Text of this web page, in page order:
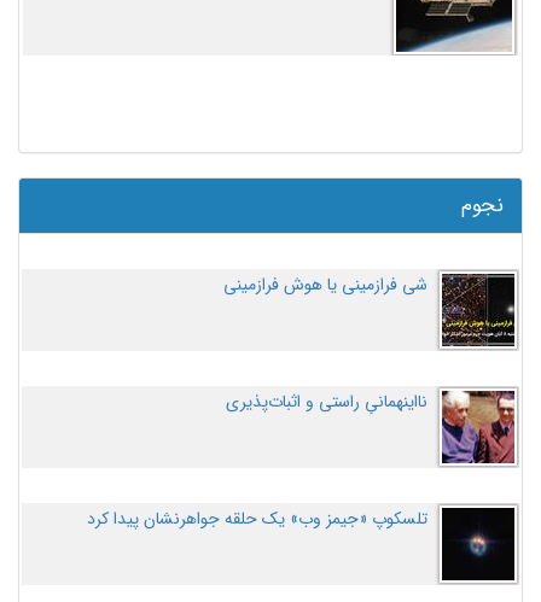
نجوم
شی فرازمینی یا هوش فرازمینی
نااینهمانیِ راستی و اثبات‌پذیری
تلسکوپ «جیمز وب» یک حلقه جواهرنشان پیدا کرد